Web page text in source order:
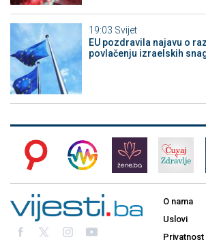
19:03 Svijet
EU pozdravila najavu o
povlačenju izraelskih
O nama
Uslovi
Privatnost